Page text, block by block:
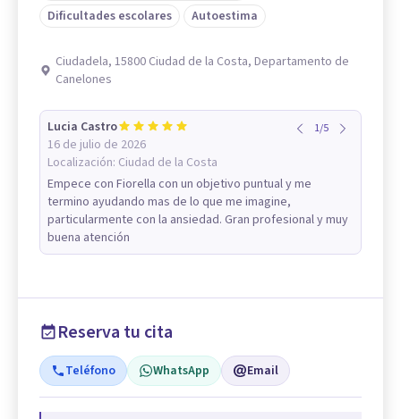
Dificultades escolares
Autoestima
Ciudadela, 15800 Ciudad de la Costa, Departamento de
Canelones
Lucia Castro
16 de julio de 2026
Localización: Ciudad de la Costa
1/5
Empece con Fiorella con un objetivo puntual y me
termino ayudando mas de lo que me imagine,
particularmente con la ansiedad. Gran profesional y muy
buena atención
Reserva tu cita
Teléfono WhatsApp Email